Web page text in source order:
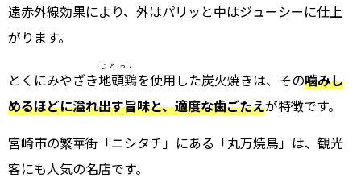
遠赤外線効果により、外はパリッと中はジューシーに仕上
がります。
とくにみやざき地頭鶏
じとっこ
を使用した炭火焼きは、その噛みし
めるほどに溢れ出す旨味と、適度な歯ごたえが特徴です。
宮崎市の繁華街「ニシタチ」にある「丸万焼鳥」は、観光
客にも人気の名店です。